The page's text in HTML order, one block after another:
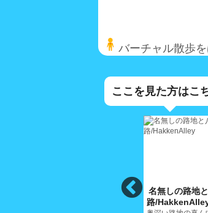
バーチャル散歩
ここを見た方はこ
名無しの路地
路/